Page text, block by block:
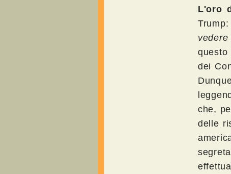
L'oro
Trump:
questo
dei
che,
delle